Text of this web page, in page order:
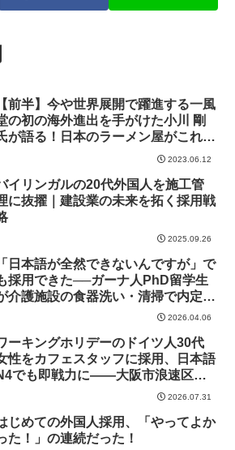
【前半】今や世界展開で躍進する一風
の初の海外進出を手がけた小川 剛
が語る！日本のラーメン屋がこれか
らの時代を生き残る為に大事な考え方
2023.06.12
イリンガルの20代外国人を施工管
に抜擢｜建設業の未来を拓く採用戦
2025.09.26
「日本語が全然できないんですが」で
採用できた──ガーナ人PhD留学生
介護施設の食器洗い・清掃で内定し
2026.04.06
ーキングホリデーのドイツ人30代
性をカフェスタッフに採用、日本語
でも即戦力に——大阪市浪速区の
商業施設内カフェF社の外国人採用成
2026.07.31
じめての外国人採用、「やってよか
た！」の連続だった！